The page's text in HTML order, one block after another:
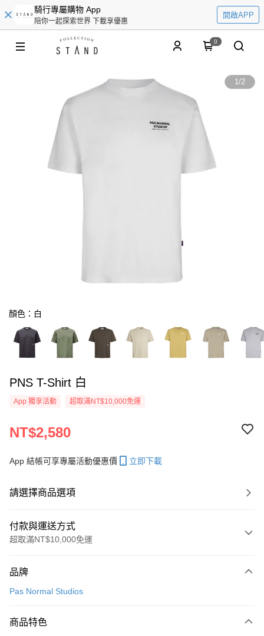
騎行專屬購物 App
陪你一起探索世界 下載享優惠
開啟APP
0
1/2
顏色：白
PNS T-Shirt 白
App 獨享活動 超取滿NT$10,000免運
NT$2,580
App 結帳可享專屬活動優惠價 立即下載
請選擇商品選項
付款與運送方式
超取滿NT$10,000免運
信用卡一次付款
LINE Pay
品牌
Pas Normal Studios
商品特色